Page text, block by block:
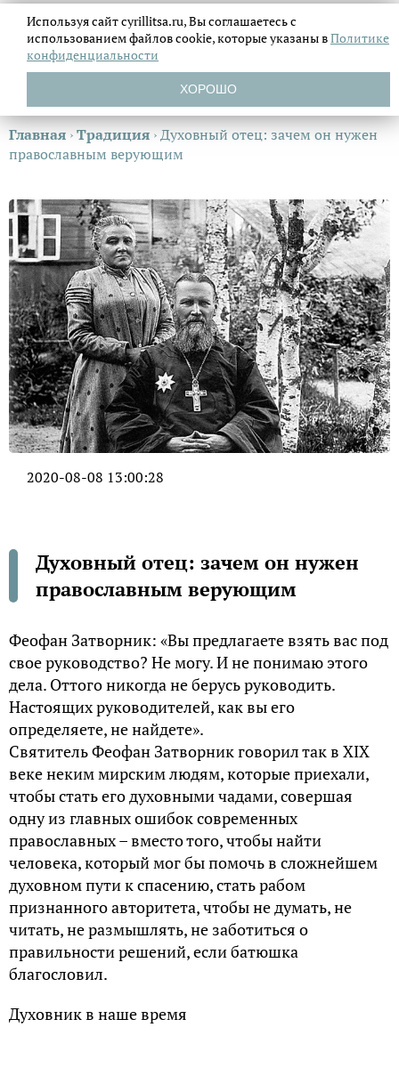
Главная ›Традиция ›Духовный отец: зачем он нужен
православным верующим
2020-08-08 13:00:28
Духовный отец: зачем он нужен
православным верующим
Феофан Затворник: «Вы предлагаете взять вас под
свое руководство? Не могу. И не понимаю этого
дела. Оттого никогда не берусь руководить.
Настоящих руководителей, как вы его
определяете, не найдете».
Святитель Феофан Затворник говорил так в XIX
веке неким мирским людям, которые приехали,
чтобы стать его духовными чадами, совершая
одну из главных ошибок современных
православных – вместо того, чтобы найти
человека, который мог бы помочь в сложнейшем
духовном пути к спасению, стать рабом
признанного авторитета, чтобы не думать, не
читать, не размышлять, не заботиться о
правильности решений, если батюшка
благословил.
Духовник в наше время
Используя сайт cyrillitsa.ru, Вы соглашаетесь с
использованием файловcookie, которые указаны вПолитике
конфиденциальности
ХОРОШО